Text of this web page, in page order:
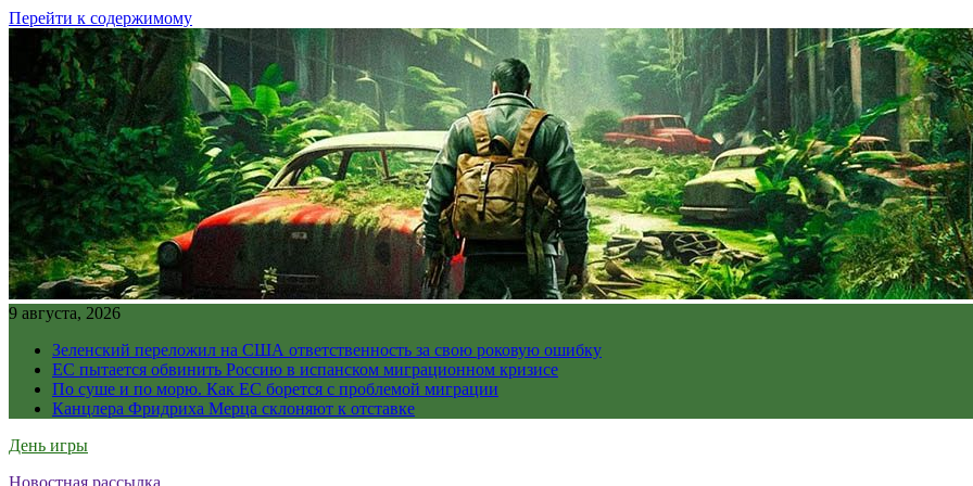
Перейти к содержимому
9 августа, 2026
Зеленский переложил на США ответственность за свою роковую ошибку
ЕС пытается обвинить Россию в испанском миграционном кризисе
По суше и по морю. Как ЕС борется с проблемой миграции
Канцлера Фридриха Мерца склоняют к отставке
День игры
Новостная рассылка